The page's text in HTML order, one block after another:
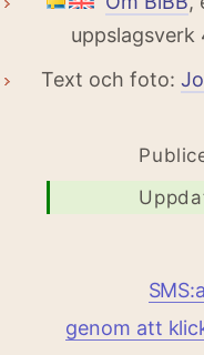
uppslagsverk
Text och foto:
genom att